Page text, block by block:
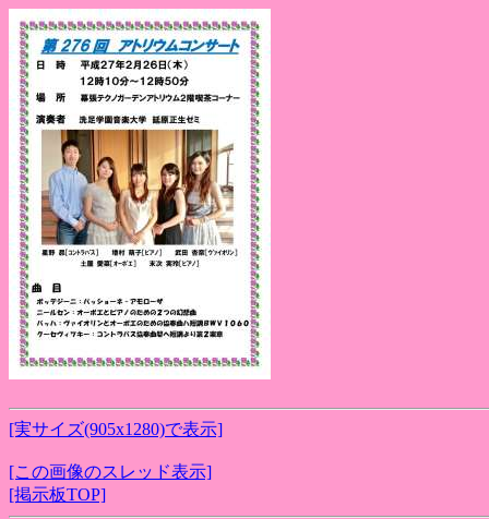
[実サイズ(905x1280)で表示]
[この画像のスレッド表示]
[掲示板TOP]